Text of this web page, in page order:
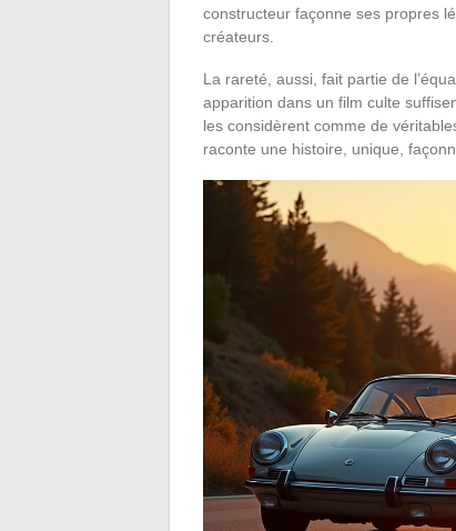
constructeur façonne ses propres
créateurs.
La rareté, aussi, fait partie de
apparition dans un film culte
les considèrent comme de
raconte une histoire, unique,